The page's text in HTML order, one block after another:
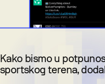
Kako bismo u
sportskog terena,